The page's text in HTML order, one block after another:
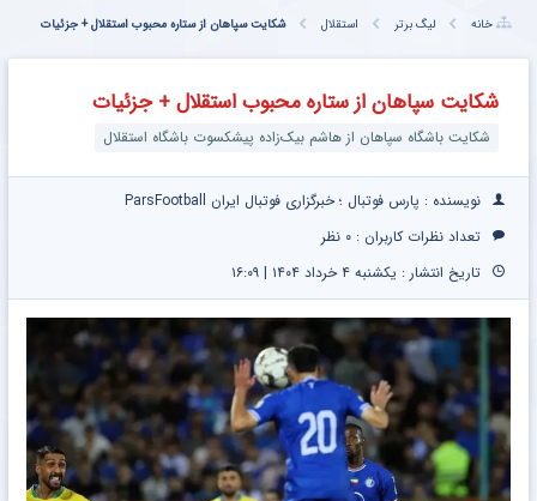
دندان
پزشکی
با پک
سفید
کننده
اینجا
راحت و
سریع
بفروشش
یکبار
مراجعه
خودرو45
؟ اینجا
سریع و
راحت
بفروشش
راحت و
سریع
خانه لیگ برتر استقلال شکایت سپاهان از ستاره محبوب استقلال + جزئیات
شکایت سپاهان از ستاره محبوب استقلال + جزئیات
شکایت باشگاه سپاهان از هاشم بیک‌زاده پیشکسوت باشگاه استقلال
نویسنده : پارس فوتبال ؛ خبرگزاری فوتبال ایران ParsFootball
تعداد نظرات کاربران : ۰ نظر
تاریخ انتشار : یکشنبه ۴ خرداد ۱۴۰۴ | ۱۶:۰۹